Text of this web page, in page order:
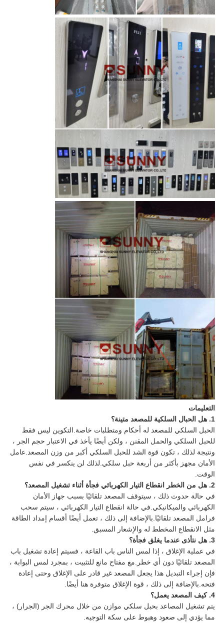
التعليمات
1. هل الحبال السلكية للمصعد متينة؟
الحبل السلكي للمصعد له أحكام ومتطلبات خاصة.التكوين ليس فقط
للحبل السلكي والحمل المقنن ، ولكن أيضًا يأخذ في الاعتبار حجم الجر ،
ونتيجة لذلك ، تكون قوة الشد للحبل السلكي أكبر من وزن المصعد.عامل
الأمان مجهز بأكثر من أربعة حبل سلكي.لذلك لن ينكسر في نفس
الوقت.
2. هل من الخطر انقطاع التيار الكهربائي فجأة أثناء تشغيل المصعد؟
في حالة حدوث ذلك ، سيتوقف المصعد تلقائيًا بسبب جهاز الأمان
الكهربائي والميكانيكي.في حالة انقطاع التيار الكهربائي ، سيتم سحب
فرامل المصعد تلقائيًا.بالإضافة إلى ذلك ، تعمل أيضًا أقسام إمداد الطاقة
مثل الانقطاع المخطط له والإشعار المسبق.
3. هل نتأذى عندما يغلق فجأة؟
في عملية الإغلاق ، إذا لمس الناس باب القاعة ، فسيتم إعادة تشغيل باب
المصعد تلقائيًا دون أي خطر.مع مفتاح مانع للتثبيت ، بمجرد لمس البوابة ،
فإن إجراء التبديل هذا يجعل المصعد غير قادر على الإغلاق وحتى إعادة
فتحه.بالإضافة إلى ذلك ، قوة الإغلاق متوفرة هنا أيضًا.
4. كيف المصعد يعمل؟
يتم تشغيل المصاعد بحبل سلكي موازن من خلال محرك الجر (الجرار) ،
مما يؤدي إلى صعود وهبوط على سكة التوجيه.